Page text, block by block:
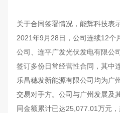
关于合同签署情况，能辉科技表
2021年9月28日，公司连续12个
公司、连平广发光伏发电有限公
签订多份日常经营性合同，其中
乐昌穗发新能源有限公司均为广
交易对手方。公司与广州发展及
同金额累计已达25,077.01万元